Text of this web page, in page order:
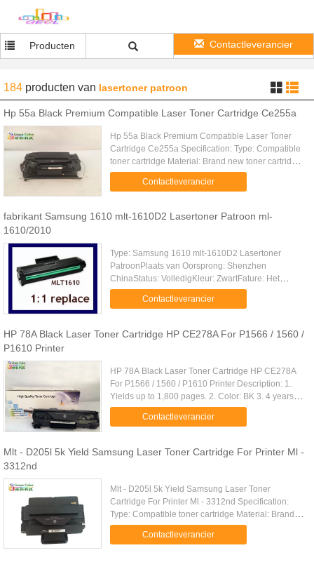
Producten Contactleverancier
184 producten van lasertoner patroon
Hp 55a Black Premium Compatible Laser Toner Cartridge Ce255a
Hp 55a Black Premium Compatible Laser Toner
Cartridge Ce255a Specification: Type: Compatible
toner cartridge Material: Brand new toner cartridge
with premium toner powder Feature: Compatible,
high quality OPC ....
Contactleverancier
fabrikant Samsung 1610 mlt-1610D2 Lasertoner Patroon ml-
1610/2010
Type: Samsung 1610 mlt-1610D2 Lasertoner
PatroonPlaats van Oorsprong: Shenzhen
ChinaStatus: VolledigKleur: ZwartFature: Het
compatibele systeem remanufacturedCertificaat:
ISO9001/ISO14001Usedin: Samsung ml-1610...
Contactleverancier
HP 78A Black Laser Toner Cartridge HP CE278A For P1566 / 1560 /
P1610 Printer
HP 78A Black Laser Toner Cartridge HP CE278A
For P1566 / 1560 / P1610 Printer Description: 1.
Yields up to 1,800 pages. 2. Color: BK 3. 4 years
OEM experience 4. Supply Ability: 100,000
pcs/month 5. Uniquely .....
Contactleverancier
Mlt - D205l 5k Yield Samsung Laser Toner Cartridge For Printer Ml -
3312nd
Mlt - D205l 5k Yield Samsung Laser Toner
Cartridge For Printer Ml - 3312nd Specification:
Type: Compatible toner cartridge Material: Brand
new toner cartridge with premium toner powder
Feature: Compatible, high ...
Contactleverancier